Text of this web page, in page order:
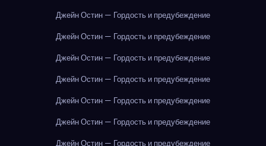
Джейн Остин — Гордость и предубеждение
Джейн Остин — Гордость и предубеждение
Джейн Остин — Гордость и предубеждение
Джейн Остин — Гордость и предубеждение
Джейн Остин — Гордость и предубеждение
Джейн Остин — Гордость и предубеждение
Джейн Остин — Гордость и предубеждение